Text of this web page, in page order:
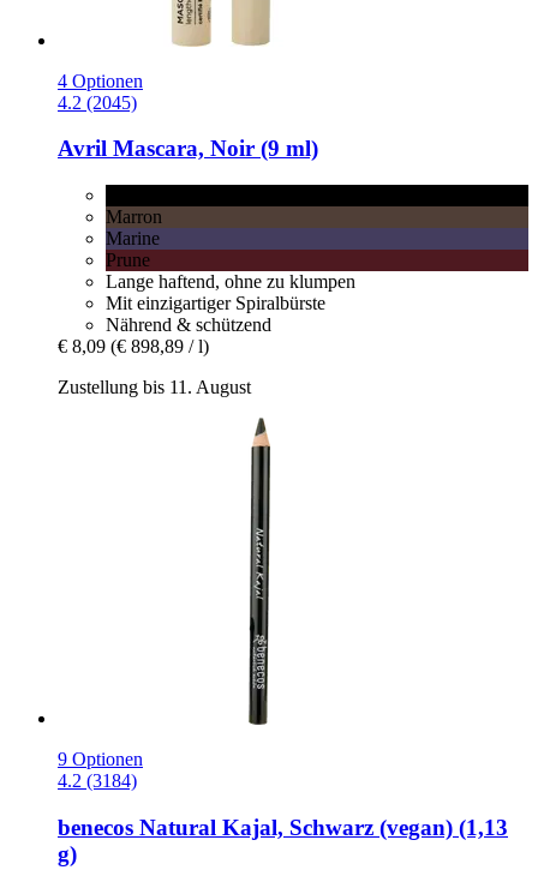
4 Optionen
4.2 (2045)
Avril Mascara, Noir (9 ml)
Marron
Marine
Prune
Lange haftend, ohne zu klumpen
Mit einzigartiger Spiralbürste
Nährend & schützend
€ 8,09 (€ 898,89 / l)
Zustellung bis 11. August
9 Optionen
4.2 (3184)
benecos Natural Kajal, Schwarz (vegan) (1,13
g)